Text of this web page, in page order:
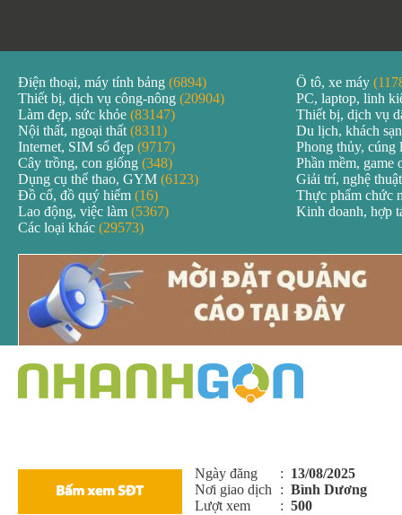
Điện thoại, máy tính bảng (6894) Ô tô, xe máy
Thiết bị, dịch vụ công-nông (20904)
PC, laptop, linh
Làm đẹp, sức khỏe (83147)
Thiết bị, dịch vụ
Nội thất, ngoại thất (8311)
Du lịch, khách
Internet, SIM số đẹp (9717)
Phong thủy, cúng
Cây trồng, con giống (348)
Phần mềm, game
Dụng cụ thể thao, GYM (6123)
Giải trí, nghệ
Đồ cổ, đồ quý hiếm (16)
Thực phẩm chức
Lao động, việc làm (5367)
Kinh doanh, hợp
Các loại khác (29573)
Ngày đăng : 13/08/2025
Nơi giao dịch : Bình Dương
Lượt xem
: 500